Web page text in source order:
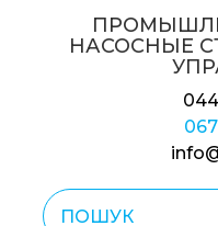
НАСОСНЫЕ